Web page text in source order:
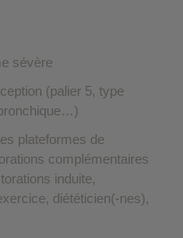
sévère
(palier 5, type
plateformes de
complémentaires
induite,
diététicien(-nes),